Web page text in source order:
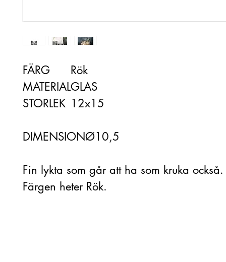
FÄRG
Rök
MATERIALGLAS
STORLEK 12x15
DIMENSIONØ10,5
Fin lykta som går att ha som kruka också.
Färgen heter Rök.